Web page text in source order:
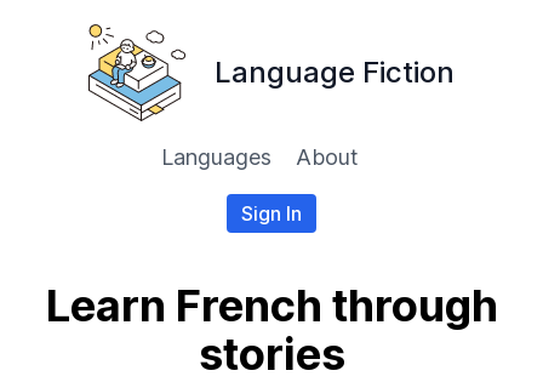
Language Fiction
Languages About
Sign In
Learn French through
stories